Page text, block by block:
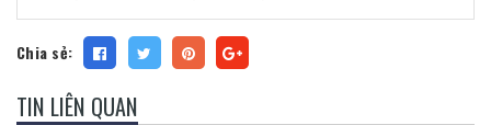
Chia sẻ:
TIN LIÊN QUAN